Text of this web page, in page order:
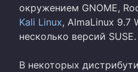
окружением GNOME,
Kali Linux, AlmaLinux 9.7
несколько версий SUSE.
В некоторых